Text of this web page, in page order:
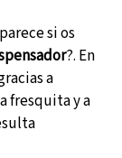
si os
?. En
a
fresquita y a